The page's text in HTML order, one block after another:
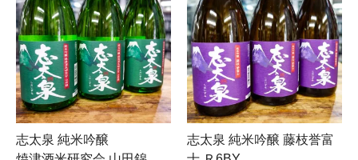
志太泉 純米吟醸
志太泉 純米吟醸 藤枝誉富